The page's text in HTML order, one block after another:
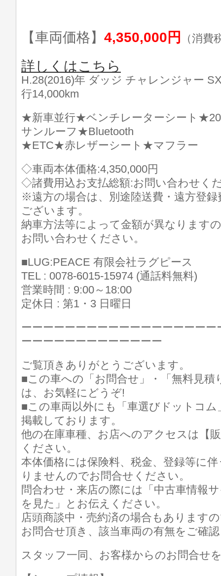
【車両価格】 4,350,000円 （消費
詳しくはこちら
H.28(2016)年 ダッジ チャレンジャー
行14,000km
★新車並行★ベンチレーターシート
サンルーフ★Bluetooth
★ETC★赤レザーシート★マフラー
◇車両本体価格:4,350,000円
◇諸費用込お支払総額:お問い合わせく
※遠方の場合は、別途陸送費・遠方登
ございます。
納車方法等によって金額が異なります
お問い合わせください。
■LUG:PEACE 有限会社ラグピース
TEL : 0078-6015-15974 (通話料無料)
営業時間 : 9:00～18:00
定休日 : 第1・3 日曜日
ーーーーーーーーーーーーーーーーー
ーーーーーーーーーーーーー
ご覧頂きありがとうございます。
■この車への「お問合せ」・「無料見積
は、お気軽にどうぞ!
■この車両以外にも「車選びドットコ
掲載しております。
他の在庫車種、お店へのアクセスは【
ください。
本体価格には保険料、税金、登録等に
りませんのでお問合せください。
問合わせ・来店の際には「中古車情報
を見た」とお伝えください。
店頭商談中・売約済の場合もあります
お問合せ頂き、該当車両の有無をご確
スタッフ一同、お客様からのお問合せ